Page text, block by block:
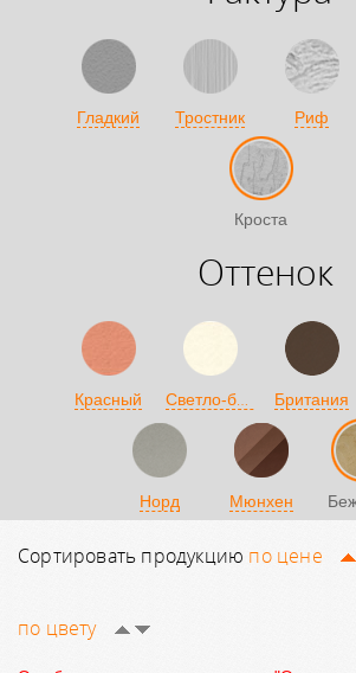
Гладкий Тростник Риф
Кроста
Оттенок
Красный Светло-бежевый Британия
Норд Мюнхен
Сортировать продукцию по цене
по цвету